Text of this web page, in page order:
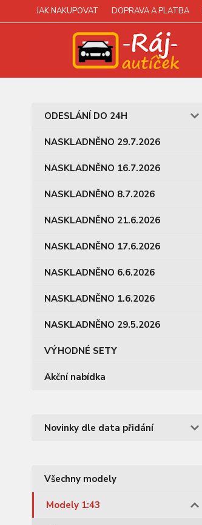
JAK NAKUPOVAT DOPRAVA A PLATBA
ODESLÁNÍ DO 24H
NASKLADNĚNO 29.7.2026
NASKLADNĚNO 16.7.2026
NASKLADNĚNO 8.7.2026
NASKLADNĚNO 21.6.2026
NASKLADNĚNO 17.6.2026
NASKLADNĚNO 6.6.2026
NASKLADNĚNO 1.6.2026
NASKLADNĚNO 29.5.2026
VÝHODNÉ SETY
Akční nabídka
Novinky dle data přidání
Všechny modely
Modely 1:43